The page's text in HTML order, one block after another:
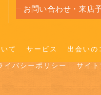
お問い合わせ・来店
て サービス 出会いの
イバシーポリシー サイ